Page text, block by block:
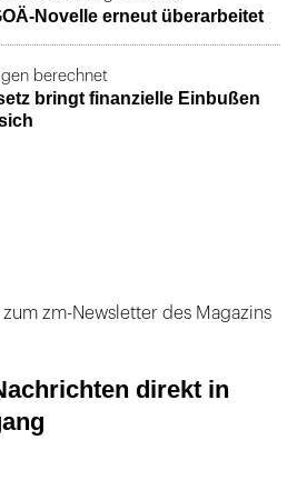
Novelle erneut überarbeitet
berechnet
bringt finanzielle Einbußen
zm-Newsletter des Magazins
direkt in